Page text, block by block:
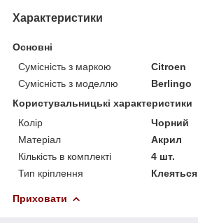
Характеристики
Основні
Сумісність з маркою
Citroen
Сумісність з моделлю
Berlingo
Користувальницькі характеристики
Колір
Чорний
Матеріал
Акрил
Кількість в комплекті
4 шт.
Тип кріплення
Клеяться
Приховати